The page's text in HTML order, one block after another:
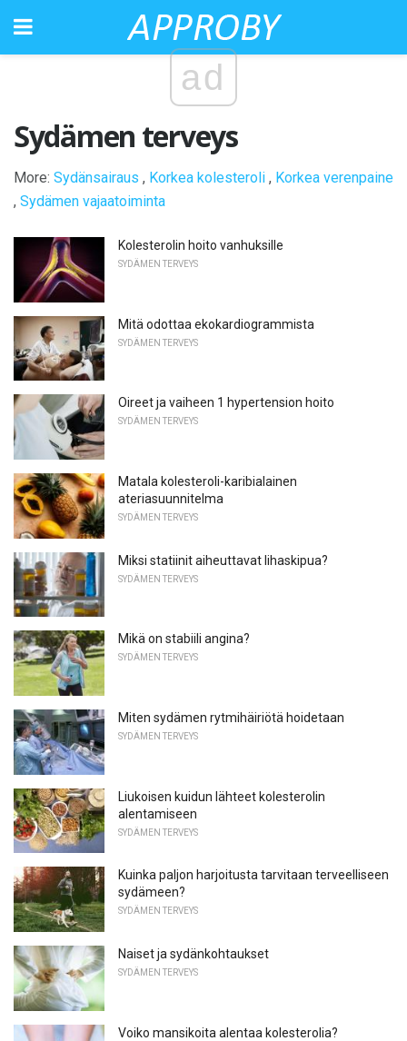
ad
Sydämen terveys
More: Sydänsairaus , Korkea kolesteroli , Korkea verenpaine
, Sydämen vajaatoiminta
Kolesterolin hoito vanhuksille
SYDÄMEN TERVEYS
Mitä odottaa ekokardiogrammista
SYDÄMEN TERVEYS
Oireet ja vaiheen 1 hypertension hoito
SYDÄMEN TERVEYS
Matala kolesteroli-karibialainen
ateriasuunnitelma
SYDÄMEN TERVEYS
Miksi statiinit aiheuttavat lihaskipua?
SYDÄMEN TERVEYS
Mikä on stabiili angina?
SYDÄMEN TERVEYS
Miten sydämen rytmihäiriötä hoidetaan
SYDÄMEN TERVEYS
Liukoisen kuidun lähteet kolesterolin
alentamiseen
SYDÄMEN TERVEYS
Kuinka paljon harjoitusta tarvitaan terveelliseen
sydämeen?
SYDÄMEN TERVEYS
Naiset ja sydänkohtaukset
SYDÄMEN TERVEYS
Voiko mansikoita alentaa kolesterolia?